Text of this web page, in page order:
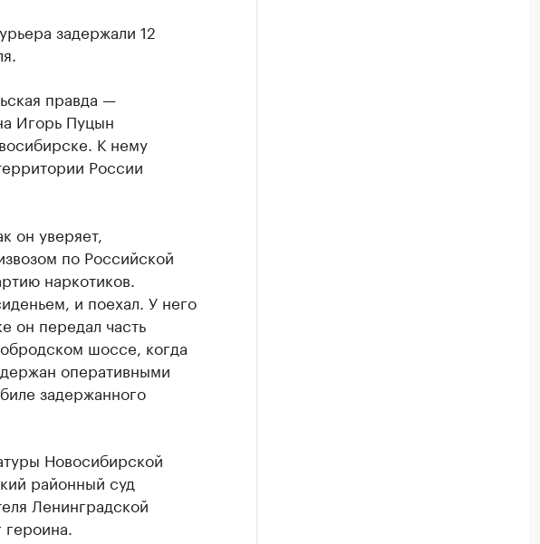
задержали 12
правда —
Игорь Пуцын
К нему
России
он уверяет,
по Российской
наркотиков.
и поехал. У него
он передал часть
шоссе, когда
оперативными
задержанного
Новосибирской
районный суд
Ленинградской